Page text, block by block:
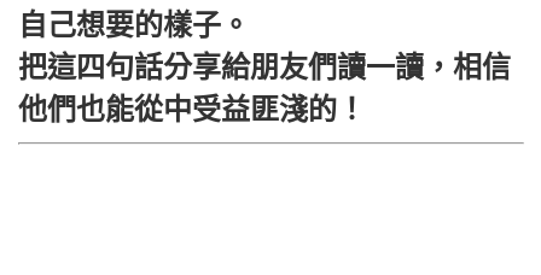
自己想要的樣子。
把這四句話分享給朋友們讀一讀，相信
他們也能從中受益匪淺的！